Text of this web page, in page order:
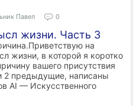
Павел 0
жизни. Часть 3
на
жизни, в которой я коротко
вашего присутствия
2 предыдущие, написаны
AI — Искусственного